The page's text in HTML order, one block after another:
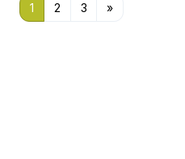
1 2 3 »